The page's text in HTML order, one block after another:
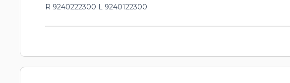
R 9240222300 L 9240122300